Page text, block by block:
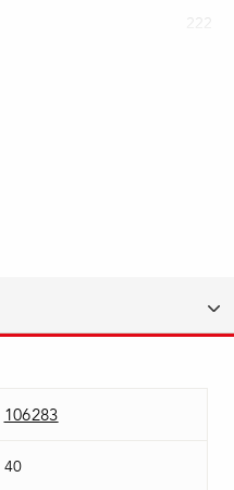
222
106283
40